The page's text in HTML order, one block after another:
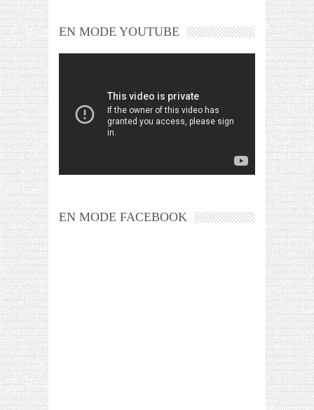
EN MODE YOUTUBE
EN MODE FACEBOOK